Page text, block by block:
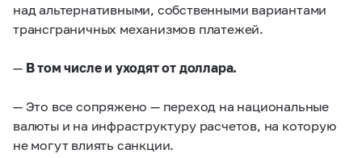
над альтернативными, собственными вариантами
трансграничных механизмов платежей.
— В том числе и уходят от доллара.
— Это все сопряжено — переход на национальные
валюты и на инфраструктуру расчетов, на которую
не могут влиять санкции.